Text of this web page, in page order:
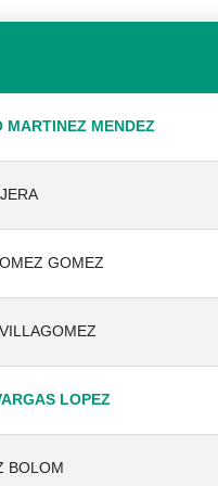
MARTINEZ MENDEZ
GOMEZ
LOPEZ
BOLOM